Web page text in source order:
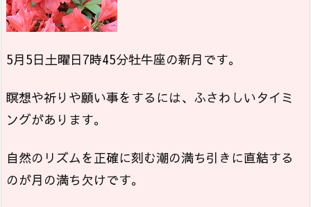
5月5日土曜日7時45分牡牛座の新月です。
瞑想や祈りや願い事をするには、ふさわしいタイミ
ングがあります。
自然のリズムを正確に刻む潮の満ち引きに直結する
のが月の満ち欠けです。